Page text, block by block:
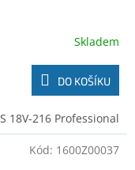
Skladem
DO KOŠÍKU
18V-216 Professional
Kód: 1600Z00037